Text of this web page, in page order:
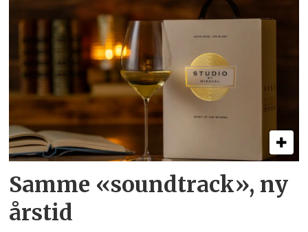
Samme «soundtrack», ny
årstid